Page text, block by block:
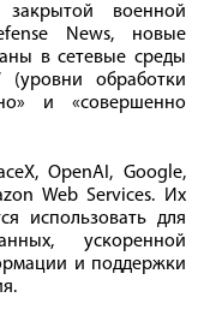
военной
News, новые
в сетевые среды
обработки
и «совершенно
OpenAI, Google,
Web Services. Их
использовать для
ускоренной
и поддержки